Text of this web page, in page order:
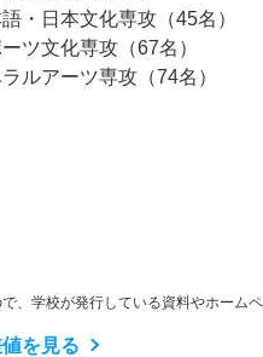
・日本文化専攻（45名）
ツ文化専攻（67名）
ルアーツ専攻（74名）
、学校が発行している資料やホームペ
を見る